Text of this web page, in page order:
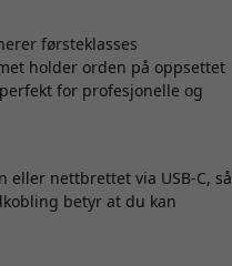
førsteklasses
holder orden på oppsettet
for profesjonelle og
eller nettbrettet via USB-C, så
betyr at du kan